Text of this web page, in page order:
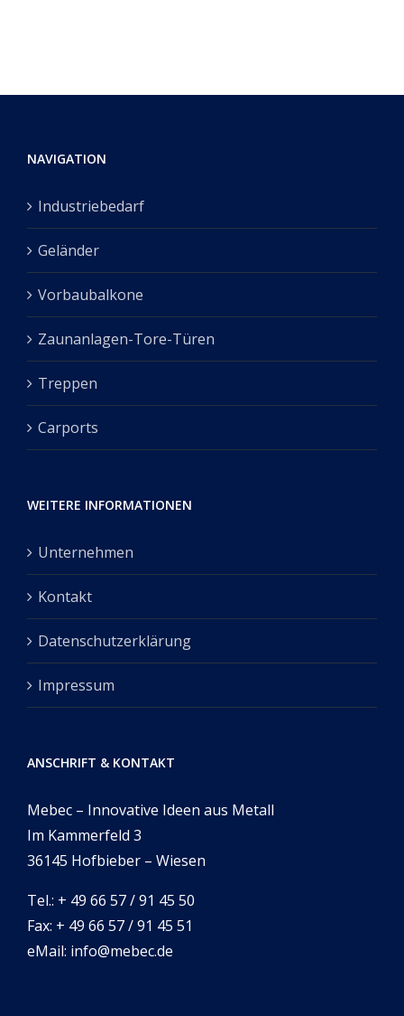
NAVIGATION
Industriebedarf
Geländer
Vorbaubalkone
Zaunanlagen-Tore-Türen
Treppen
Carports
WEITERE INFORMATIONEN
Unternehmen
Kontakt
Datenschutzerklärung
Impressum
ANSCHRIFT & KONTAKT
Mebec – Innovative Ideen aus Metall
Im Kammerfeld 3
36145 Hofbieber – Wiesen
Tel.: + 49 66 57 / 91 45 50
Fax: + 49 66 57 / 91 45 51
eMail: info@mebec.de